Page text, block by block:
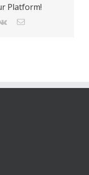
Platform!
Vk
E-